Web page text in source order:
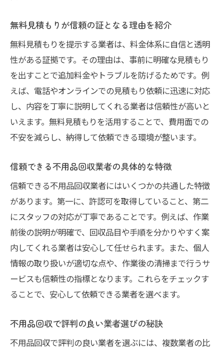
無料見積もりが信頼の証となる理由を紹介
無料見積もりを提示する業者は、料金体系に自信と透明
性がある証拠です。その理由は、事前に明確な見積もり
を出すことで追加料金やトラブルを防げるためです。例
えば、電話やオンラインでの見積もり依頼に迅速に対応
し、内容を丁寧に説明してくれる業者は信頼性が高いと
いえます。無料見積もりを活用することで、費用面での
不安を減らし、納得して依頼できる環境が整います。
信頼できる不用品回収業者の具体的な特徴
信頼できる不用品回収業者にはいくつかの共通した特徴
があります。第一に、許認可を取得していること、第二
にスタッフの対応が丁寧であることです。例えば、作業
前後の説明が明確で、回収品目や手順を分かりやすく案
内してくれる業者は安心して任せられます。また、個人
情報の取り扱いが適切な点や、作業後の清掃まで行うサ
ービスも信頼性の指標となります。これらをチェックす
ることで、安心して依頼できる業者を選べます。
不用品回収で評判の良い業者選びの秘訣
不用品回収で評判の良い業者を選ぶには、複数業者の比